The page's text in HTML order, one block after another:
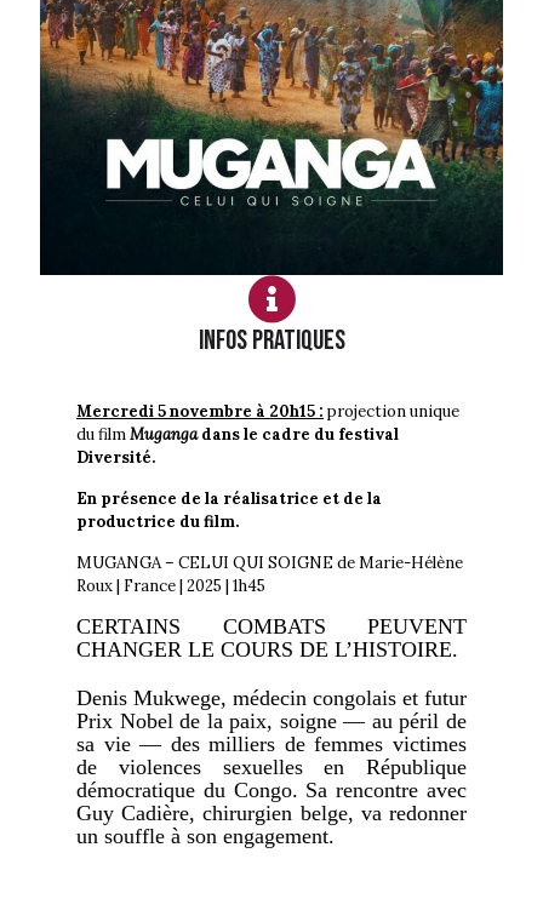
Infos PRATIQUES
Mercredi 5 novembre à 20h15 : projection unique
du filmMugangadans le cadre du festival
Diversité.
En présence de la réalisatrice et de la
productrice du film.
MUGANGA – CELUI QUI SOIGNE de Marie-Hélène
Roux | France | 2025 | 1h45
CERTAINS COMBATS PEUVENT
CHANGER LE COURS DE L’HISTOIRE.
Denis Mukwege, médecin congolais et futur
Prix Nobel de la paix, soigne — au péril de
sa vie — des milliers de femmes victimes
de violences sexuelles en République
démocratique du Congo. Sa rencontre avec
Guy Cadière, chirurgien belge, va redonner
un souffle à son engagement.